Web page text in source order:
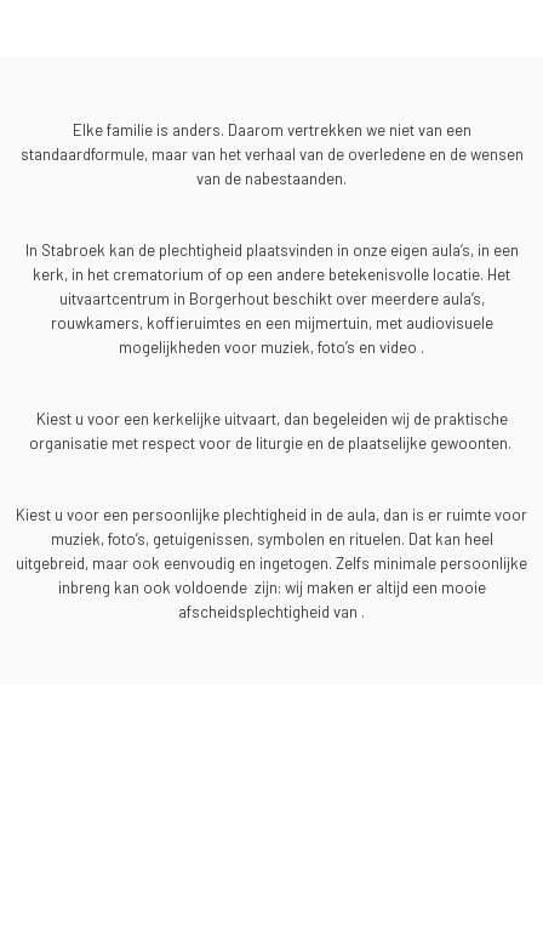
Elke familie is anders. Daarom vertrekken we niet van een
standaardformule, maar van het verhaal van de overledene en de wensen
van de nabestaanden.
In Stabroek kan de plechtigheid plaatsvinden in onze eigen aula’s, in een
kerk, in het crematorium of op een andere betekenisvolle locatie. Het
uitvaartcentrum in Borgerhout beschikt over meerdere aula’s,
rouwkamers, koffieruimtes en een mijmertuin, met audiovisuele
mogelijkheden voor muziek, foto’s en video .
Kiest u voor een kerkelijke uitvaart, dan begeleiden wij de praktische
organisatie met respect voor de liturgie en de plaatselijke gewoonten.
Kiest u voor een persoonlijke plechtigheid in de aula, dan is er ruimte voor
muziek, foto’s, getuigenissen, symbolen en rituelen. Dat kan heel
uitgebreid, maar ook eenvoudig en ingetogen. Zelfs minimale persoonlijke
inbreng kan ook voldoende zijn: wij maken er altijd een mooie
afscheidsplechtigheid van .